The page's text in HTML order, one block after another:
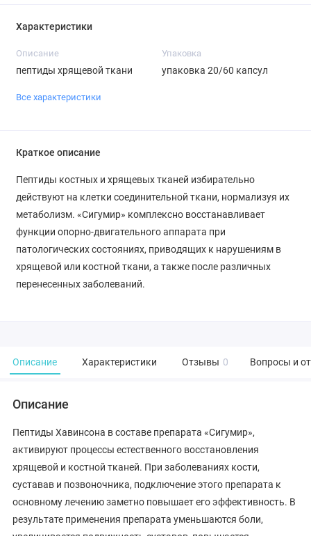
Характеристики
Описание
пептиды хрящевой ткани
Упаковка
упаковка 20/60 капсул
Все характеристики
Краткое описание
Пептиды костных и хрящевых тканей избирательно
действуют на клетки соединительной ткани, нормализуя их
метаболизм. «Сигумир» комплексно восстанавливает
функции опорно-двигательного аппарата при
патологических состояниях, приводящих к нарушениям в
хрящевой или костной ткани, а также после различных
перенесенных заболеваний.
Описание Характеристики Отзывы 0 Вопросы и
Описание
Пептиды Хавинсона в составе препарата «Сигумир»,
активируют процессы естественного восстановления
хрящевой и костной тканей. При заболеваниях кости,
суставав и позвоночника, подключение этого препарата к
основному лечению заметно повышает его эффективность. В
результате применения препарата уменьшаются боли,